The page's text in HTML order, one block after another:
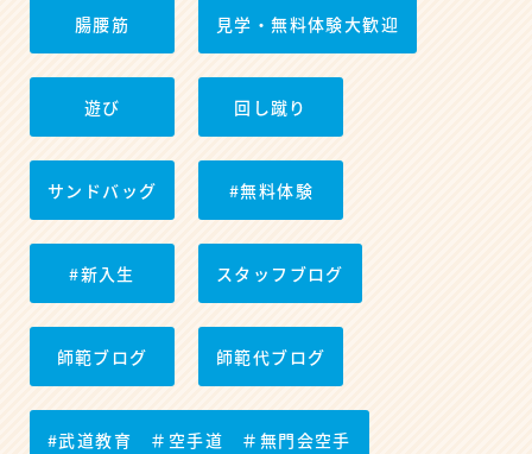
腸腰筋 見学・無料体験大歓迎
遊び 回し蹴り
サンドバッグ #無料体験
#新入生 スタッフブログ
師範ブログ 師範代ブログ
#武道教育 ＃空手道 ＃無門会空手